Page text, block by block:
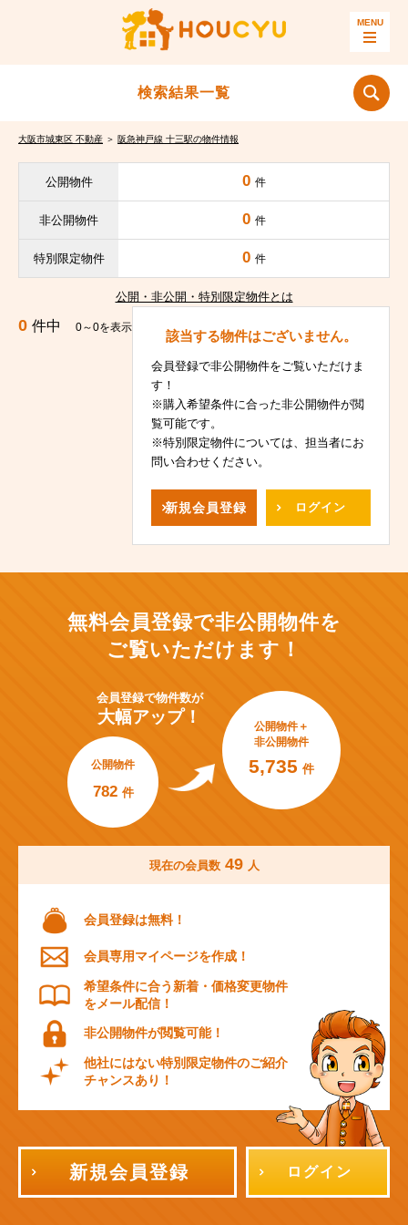
検索結果一覧
大阪市城東区 不動産 ＞ 阪急神戸線 十三駅の物件情報
公開物件 0 件
非公開物件 0 件
特別限定物件 0 件
公開・非公開・特別限定物件とは
0 件中 0～0を表示
該当する物件はございません。
会員登録で非公開物件をご覧いただけま
す！
※購入希望条件に合った非公開物件が閲
覧可能です。
※特別限定物件については、担当者にお
問い合わせください。
新規会員登録 ログイン
無料会員登録で非公開物件を
ご覧いただけます！
会員登録で物件数が
大幅アップ！
公開物件
782 件
公開物件＋
非公開物件
5,735 件
現在の会員数 49 人
会員登録は無料！
会員専用マイページを作成！
希望条件に合う新着・価格変更物件
をメール配信！
非公開物件が閲覧可能！
他社にはない特別限定物件のご紹介
チャンスあり！
新規会員登録 ログイン